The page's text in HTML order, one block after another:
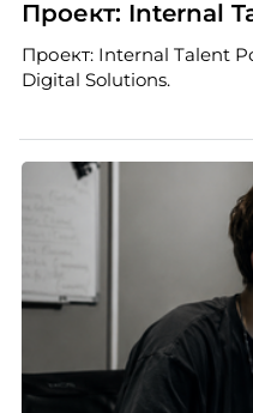
Проект: Internal
Проект: Internal Talent
Digital Solutions.